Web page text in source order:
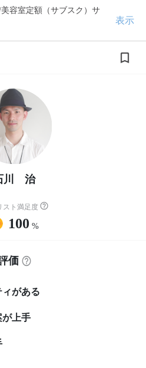
容室定額（サブスク）サ
表示
川 治
スト満足度
100 %
価
がある
が上手